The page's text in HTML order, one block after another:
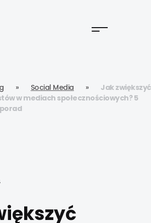
» Social Media »
Jak zwiększyć
w mediach społecznościowych? 5